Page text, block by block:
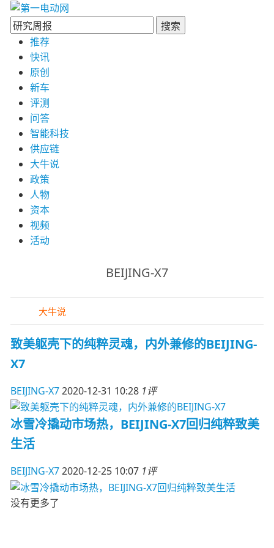
搜索
推荐
快讯
原创
新车
评测
问答
智能科技
供应链
大牛说
政策
人物
资本
视频
活动
BEIJING-X7
大牛说
致美躯壳下的纯粹灵魂，内外兼修的BEIJING-
X7
BEIJING-X72020-12-31 10:28 1评
冰雪冷撬动市场热，BEIJING-X7回归纯粹致美
生活
BEIJING-X72020-12-25 10:07 1评
没有更多了